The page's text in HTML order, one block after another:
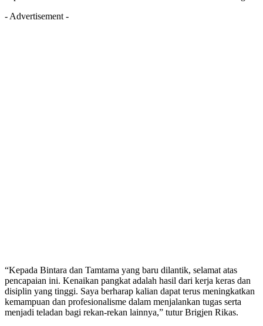
- Advertisement -
“Kepada Bintara dan Tamtama yang baru dilantik, selamat atas
pencapaian ini. Kenaikan pangkat adalah hasil dari kerja keras dan
disiplin yang tinggi. Saya berharap kalian dapat terus meningkatkan
kemampuan dan profesionalisme dalam menjalankan tugas serta
menjadi teladan bagi rekan-rekan lainnya,” tutur Brigjen Rikas.